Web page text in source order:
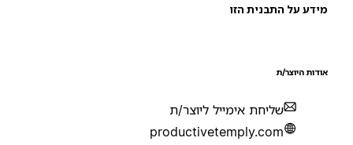
על התבנית הזו
היוצר/ת
שליחת אימייל ליוצר/ת
productivetemply.com